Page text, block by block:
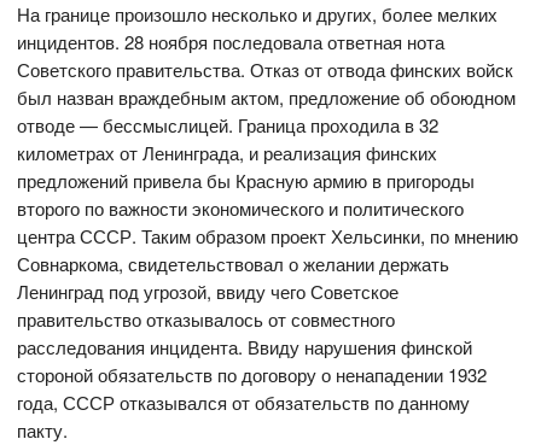
На границе произошло несколько и других, более мелких
инцидентов. 28 ноября последовала ответная нота
Советского правительства. Отказ от отвода финских войск
был назван враждебным актом, предложение об обоюдном
отводе — бессмыслицей. Граница проходила в 32
километрах от Ленинграда, и реализация финских
предложений привела бы Красную армию в пригороды
второго по важности экономического и политического
центра СССР. Таким образом проект Хельсинки, по мнению
Совнаркома, свидетельствовал о желании держать
Ленинград под угрозой, ввиду чего Советское
правительство отказывалось от совместного
расследования инцидента. Ввиду нарушения финской
стороной обязательств по договору о ненападении 1932
года, СССР отказывался от обязательств по данному
пакту.